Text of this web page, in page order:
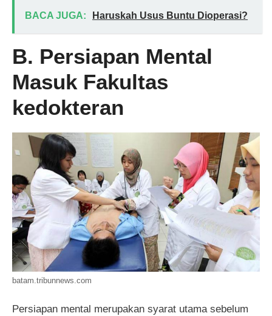
BACA JUGA: Haruskah Usus Buntu Dioperasi?
B. Persiapan Mental
Masuk Fakultas
kedokteran
batam.tribunnews.com
Persiapan mental merupakan syarat utama sebelum